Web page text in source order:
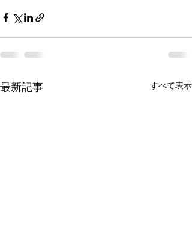
最新記事 すべて表示